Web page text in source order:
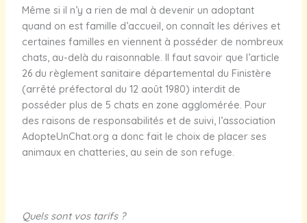
Même si il n’y a rien de mal à devenir un adoptant
quand on est famille d’accueil, on connaît les dérives et
certaines familles en viennent à posséder de nombreux
chats, au-delà du raisonnable. Il faut savoir que l’article
26 du règlement sanitaire départemental du Finistère
(arrêté préfectoral du 12 août 1980) interdit de
posséder plus de 5 chats en zone agglomérée. Pour
des raisons de responsabilités et de suivi, l’association
AdopteUnChat.org a donc fait le choix de placer ses
animaux en chatteries, au sein de son refuge.
Quels sont vos tarifs ?